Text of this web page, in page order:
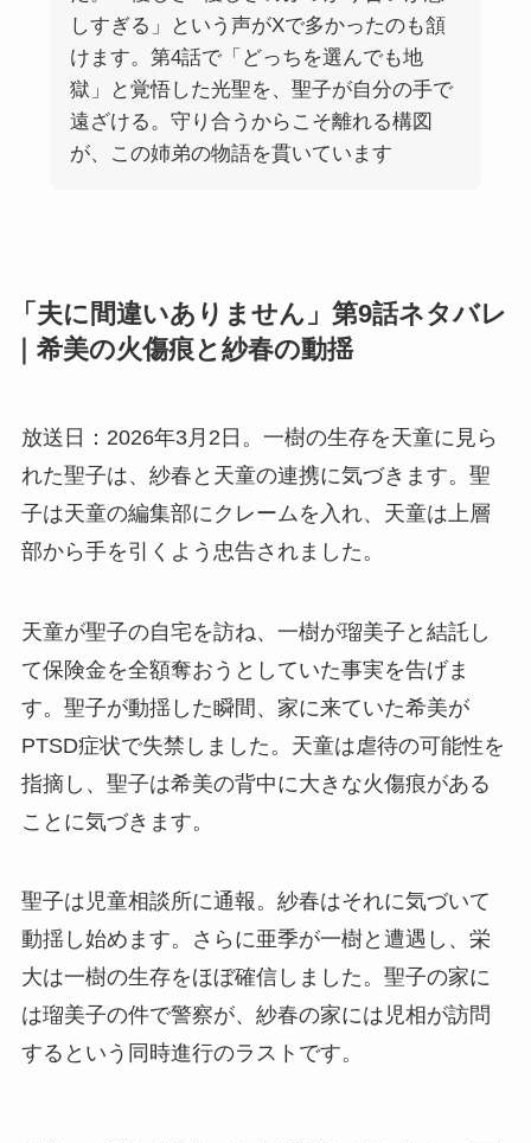
しすぎる」という声がXで多かったのも頷
けます。第4話で「どっちを選んでも地
獄」と覚悟した光聖を、聖子が自分の手で
遠ざける。守り合うからこそ離れる構図
が、この姉弟の物語を貫いています
「夫に間違いありません」第9話ネタバレ
｜希美の火傷痕と紗春の動揺
放送日：2026年3月2日。一樹の生存を天童に見ら
れた聖子は、紗春と天童の連携に気づきます。聖
子は天童の編集部にクレームを入れ、天童は上層
部から手を引くよう忠告されました。
天童が聖子の自宅を訪ね、一樹が瑠美子と結託し
て保険金を全額奪おうとしていた事実を告げま
す。聖子が動揺した瞬間、家に来ていた希美が
PTSD症状で失禁しました。天童は虐待の可能性を
指摘し、聖子は希美の背中に大きな火傷痕がある
ことに気づきます。
聖子は児童相談所に通報。紗春はそれに気づいて
動揺し始めます。さらに亜季が一樹と遭遇し、栄
大は一樹の生存をほぼ確信しました。聖子の家に
は瑠美子の件で警察が、紗春の家には児相が訪問
するという同時進行のラストです。